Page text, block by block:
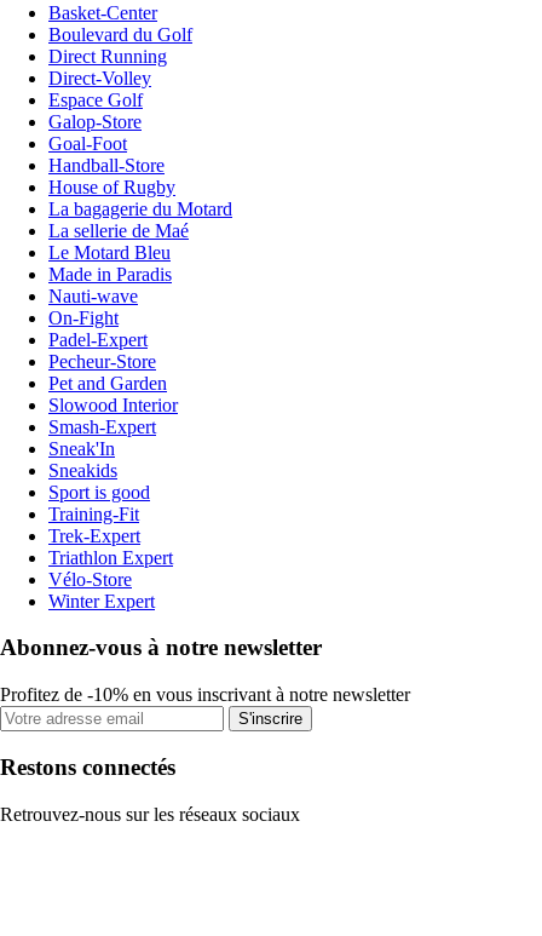
Basket-Center
Boulevard du Golf
Direct Running
Direct-Volley
Espace Golf
Galop-Store
Goal-Foot
Handball-Store
House of Rugby
La bagagerie du Motard
La sellerie de Maé
Le Motard Bleu
Made in Paradis
Nauti-wave
On-Fight
Padel-Expert
Pecheur-Store
Pet and Garden
Slowood Interior
Smash-Expert
Sneak'In
Sneakids
Sport is good
Training-Fit
Trek-Expert
Triathlon Expert
Vélo-Store
Winter Expert
Abonnez-vous à notre newsletter
Profitez de -10% en vous inscrivant à notre newsletter
S'inscrire
Restons connectés
Retrouvez-nous sur les réseaux sociaux